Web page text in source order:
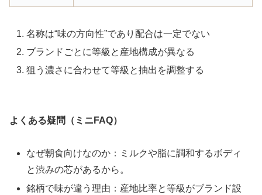
名称は“味の方向性”であり配合は一定でない
ブランドごとに等級と産地構成が異なる
狙う濃さに合わせて等級と抽出を調整する
よくある疑問（ミニFAQ）
なぜ朝食向けなのか：ミルクや脂に調和するボディ
と渋みの芯があるから。
銘柄で味が違う理由：産地比率と等級がブランド設